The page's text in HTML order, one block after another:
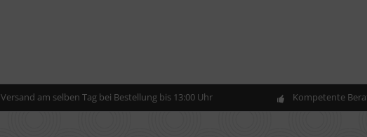
Versand am selben Tag bei Bestellung bis 13:00 Uhr Kompetente